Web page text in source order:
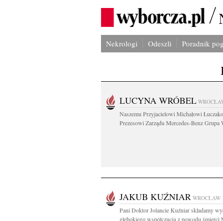
Nekrologi Odeszli Poradnik
LUCYNA WRÓBEL
Naszemu Przyjacielowi Michałowi
Prezesowi Zarządu Mercedes-Benz Grupa
JAKUB KUŹNIAR WROCŁAW
Pani Doktor Jolancie Kuźniar składamy
głębokiego współczucia z powodu śmierci